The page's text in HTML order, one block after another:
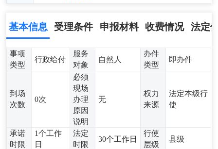
基本信息 受理条件 申报材料 收费情况 法定
事项
类型
行政给付
服务
对象
自然人
办件
类型
即办件
到场
次数
0次
必须
现场
办理
原因
说明
无
权力
来源
法定本级行
使
承诺
时限
1个工作
日
法定
时限
30个工作日
行使
层级
县级